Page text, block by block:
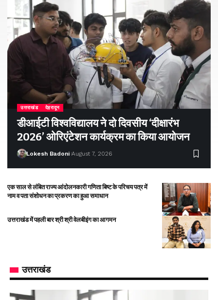
उत्तराखंड देहरादून
डीआईटी विश्वविद्यालय ने दो दिवसीय ‘दीक्षारंभ
2026’ ओरिएंटेशन कार्यक्रम का किया आयोजन
Lokesh Badoni August 7, 2026
एक साल से लंबित राज्य आंदोलनकारी गणिता बिष्ट के परिचय पत्र में
नाम व पता संशोधन का प्रकरण का हुआ समाधान
उत्तराखंड में पहली बार श्री श्री वेलबीइंग का आगमन
उत्तराखंड